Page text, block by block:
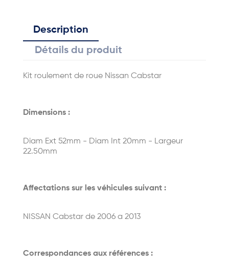
Description
Détails du produit
Kit roulement de roue Nissan Cabstar
Dimensions :
Diam Ext 52mm - Diam Int 20mm - Largeur
22.50mm
Affectations sur les véhicules suivant :
NISSAN Cabstar de 2006 a 2013
Correspondances aux références :